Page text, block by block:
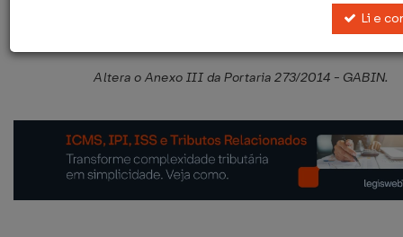
Publicado no DOE - MA em 22 dez 2017
Altera o Anexo III da Portaria 273/2014 - GABIN.
Li e